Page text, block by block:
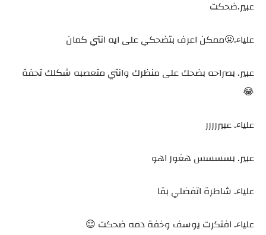
عبير.ضحكت
علياء.😤ممكن اعرف بتضحكي على ايه انتي كمان
عبير. بصراحه بضحك على منظرك وانتي متعصبه شكلك تحفة
😂
علياء. عبيررررر
عبير. بسسسس هغور اهو
علياء. شاطرة اتفضلي بقا
علياء. افتكرت يوسف وخفة دمه ضحكت 😌